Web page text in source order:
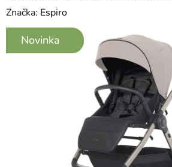
hodnocení
produktu
Značka: Espiro
Novinka